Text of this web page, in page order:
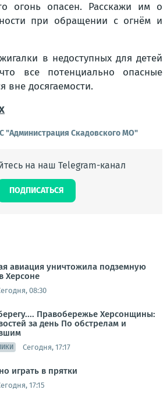
огонь опасен. Расскажи им о
при обращении с огнём и
в недоступных для детей
все потенциально опасные
вне досягаемости.
"Администрация Скадовского МО"
на наш Telegram-канал
ПОДПИСАТЬСЯ
авиация уничтожила подземную
Херсоне
08:30
Правобережье Херсонщины:
за день По обстрелам и
Сегодня, 17:17
играть в прятки
17:15